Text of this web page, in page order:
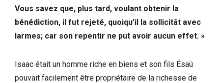
Vous savez que, plus tard, voulant obtenir la
bénédiction, il fut rejeté, quoiqu’il la sollicitât avec
larmes; car son repentir ne put avoir aucun effet. »
Isaac était un homme riche en biens et son fils Ésaü
pouvait facilement être propriétaire de la richesse de